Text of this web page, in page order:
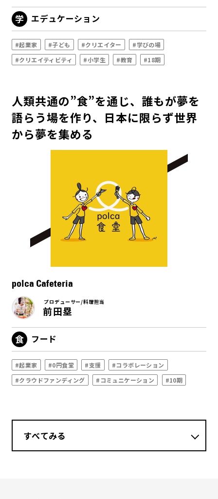
エデュケーション
#起業家 #子ども #クリエイター
#学びの場
#クリエイティビティ
#小学生 #教育 #18期
人類共通の”食”を通じ、誰もが夢を
語らう場を作り、日本に限らず世界
から夢を集める
polca Cafeteria
プロデューサー/料理担当
前田塁
フード
#起業家 #0円食堂 #支援
#コラボレーション
#クラウドファンディング
#コミュニケーション #10期
すべてみる